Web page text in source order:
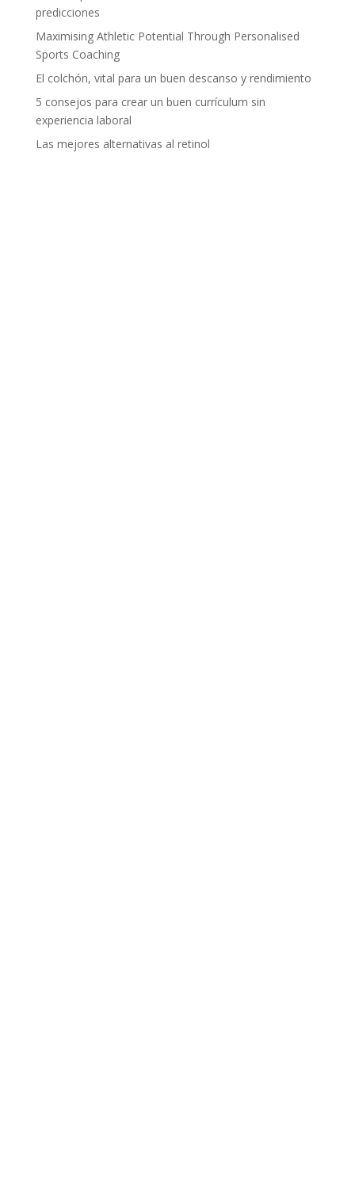
predicciones
Maximising Athletic Potential Through Personalised
Sports Coaching
El colchón, vital para un buen descanso y rendimiento
5 consejos para crear un buen currículum sin
experiencia laboral
Las mejores alternativas al retinol